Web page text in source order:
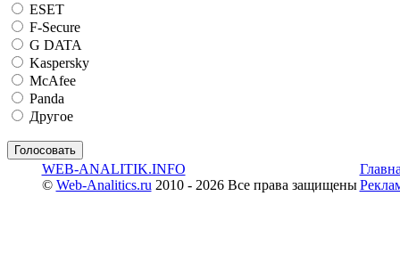
ESET
F-Secure
G DATA
Kaspersky
McAfee
Panda
Другое
WEB-ANALITIK.INFO
© Web-Analitics.ru 2010 - 2026 Все права защищены